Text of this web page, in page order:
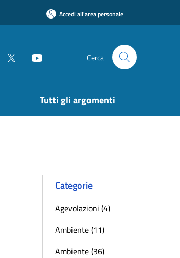
Accedi all'area personale
Cerca
Tutti gli argomenti
Categorie
Agevolazioni (4)
Ambiente (11)
Ambiente (36)